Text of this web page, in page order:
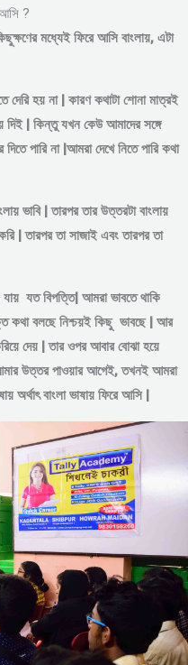
?
মধ্যেই ফিরে আসি বাংলায়, এটা
হয় না | কারণ কথাটা শোনা মাত্রই
দিই | কিন্তু যখন কেউ আমাদের সঙ্গে
পারি না |আমরা দেখে নিতে পারি কথা
ভাবি | তারপর তার উত্তরটা বাংলায়
| তারপর তা সাজাই এবং তারপর তা
যত বিপত্তি| আমরা ভাবতে থাকি
কথা বলছে নিশ্চয়ই কিছু ভাবছে | আর
দেয় | তার ওপর আবার বোঝা হয়ে
উত্তর পাওয়ার আগেই, তখনই আমরা
অর্থাৎ বাংলা ভাষায় ফিরে আসি |